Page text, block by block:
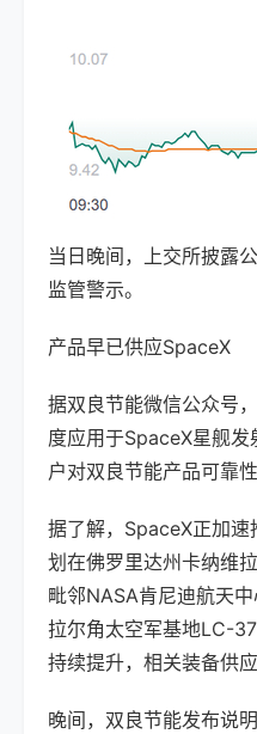
当日晚间，上交所披露
监管警示。
产品早已供应SpaceX
据双良节能微信公众号
度应用于SpaceX星舰
户对双良节能产品可靠
据了解，SpaceX正加
划在佛罗里达州卡纳维
毗邻NASA肯尼迪航天
拉尔角太空军基地LC-
持续提升，相关装备供
晚间，双良节能发布说